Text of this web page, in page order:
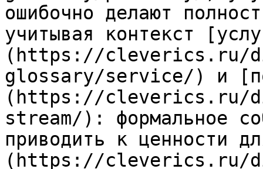
ошибочно делают
учитывая контекст
(https://cleverics.ru/
glossary/service/) и
(https://cleverics.ru/
stream/): формальное
приводить к ценности
(https://cleverics.ru/